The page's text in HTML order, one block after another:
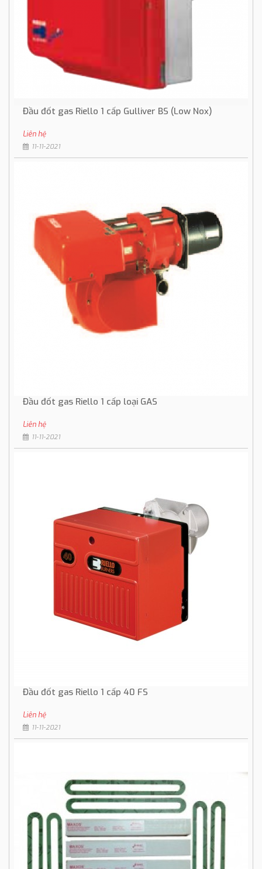
Đầu đốt gas Riello 1 cấp Gulliver BS (Low Nox)
Liên hệ
11-11-2021
Đầu đốt gas Riello 1 cấp loại GAS
Liên hệ
11-11-2021
Đầu đốt gas Riello 1 cấp 40 FS
Liên hệ
11-11-2021